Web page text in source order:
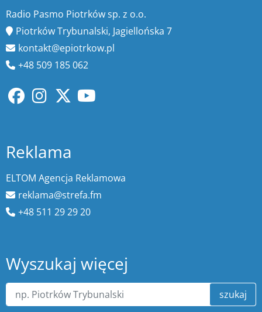
Radio Pasmo Piotrków sp. z o.o.
Piotrków Trybunalski, Jagiellońska 7
kontakt@epiotrkow.pl
+48 509 185 062
Reklama
ELTOM Agencja Reklamowa
reklama@strefa.fm
+48 511 29 29 20
Wyszukaj więcej
szukaj